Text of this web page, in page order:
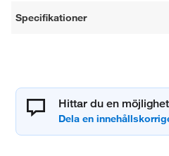
Specifikationer
Hittar du en